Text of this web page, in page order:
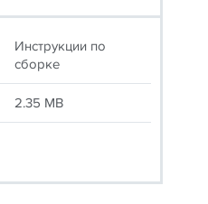
Инструкции по
сборке
2.35 MB